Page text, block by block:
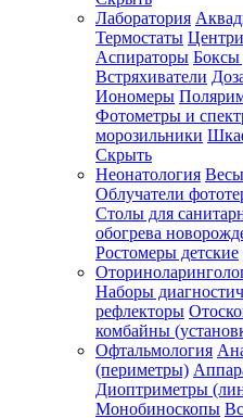
Лаборатория
Термостаты
Аспираторы Боксы
Встряхиватели
Иономеры
Фотометры и
морозильники
Скрыть
Неонатология
Облучатели
Столы для
обогрева
Ростомеры детские
Наборы
рефлекторы
комбайны
Офтальмология
(периметры)
Диоптриметры
Монобиноскопы